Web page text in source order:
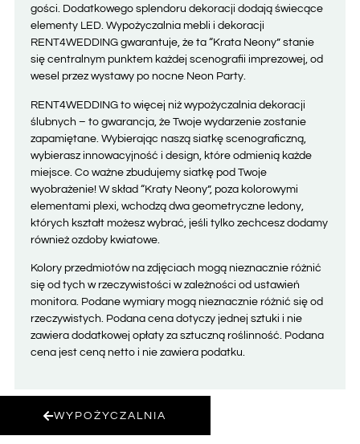
gości. Dodatkowego splendoru dekoracji dodają świecące
elementy LED. Wypożyczalnia mebli i dekoracji
RENT4WEDDING gwarantuje, że ta “Krata Neony” stanie
się centralnym punktem każdej scenografii imprezowej, od
wesel przez wystawy po nocne Neon Party.
RENT4WEDDING to więcej niż wypożyczalnia dekoracji
ślubnych – to gwarancja, że Twoje wydarzenie zostanie
zapamiętane. Wybierając naszą siatkę scenograficzną,
wybierasz innowacyjność i design, które odmienią każde
miejsce. Co ważne zbudujemy siatkę pod Twoje
wyobrażenie! W skład “Kraty Neony”, poza kolorowymi
elementami plexi, wchodzą dwa geometryczne ledony,
których kształt możesz wybrać, jeśli tylko zechcesz dodamy
również ozdoby kwiatowe.
Kolory przedmiotów na zdjęciach mogą nieznacznie różnić
się od tych w rzeczywistości w zależności od ustawień
monitora. Podane wymiary mogą nieznacznie różnić się od
rzeczywistych. Podana cena dotyczy jednej sztuki i nie
zawiera dodatkowej opłaty za sztuczną roślinność. Podana
cena jest ceną netto i nie zawiera podatku.
WYPOŻYCZALNIA